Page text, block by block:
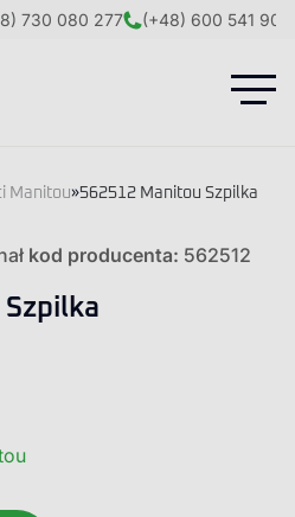
730 080 277 (+48) 600 541 908
Manitou»562512 Manitou Szpilka
kod producenta: 562512